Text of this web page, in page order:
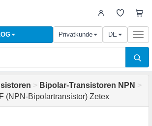
Privatkunde DE
> Bipolar-Transistoren NPN >
(NPN-Bipolartransistor) Zetex